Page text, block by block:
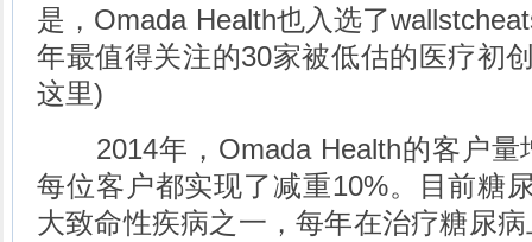
是，Omada Health也入选了
年最值得关注的30家被低估的医疗初
这里)
2014年，Omada Health的客户量
每位客户都实现了减重10%。目前糖
大致命性疾病之一，每年在治疗糖尿